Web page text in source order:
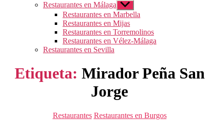
Restaurantes en Málaga Mostrar
el
submenú
Restaurantes en Marbella
Restaurantes en Mijas
Restaurantes en Torremolinos
Restaurantes en Vélez-Málaga
Restaurantes en Sevilla
Etiqueta: Mirador Peña San
Jorge
Categorías
Restaurantes Restaurantes en Burgos